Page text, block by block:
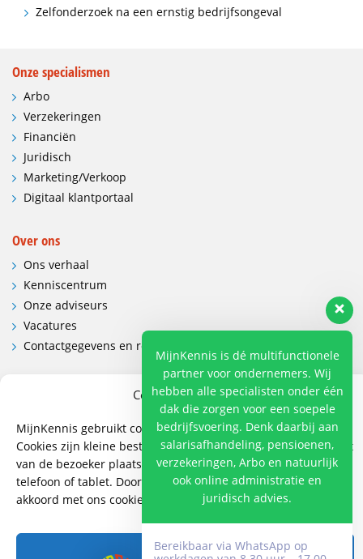
Cookies en privacy
MijnKennis gebruikt cookies om de website te verbeteren.
Cookies zijn kleine bestanden die de website op een apparaat
van de bezoeker plaatst. Bijvoorbeeld op een computer,
telefoon of tablet. Door op cookies toestaan te klikken, gaat u
akkoord met ons cookiebeleid.
Accepteren
Zelfonderzoek na een ernstig bedrijfsongeval
Onze specialismen
Arbo
Verzekeringen
Financiën
Juridisch
Marketing/Verkoop
Digitaal klantportaal
Over ons
Ons verhaal
Kenniscentrum
Onze adviseurs
Vacatures
Contactgegevens en route
Doetinchem, Lent
085 - 485 4111
info@mijnkennis.nl
MijnKennis is dé multifunctionele
partner voor ondernemers. Wij
hebben alle specialisten onder één
dak die zorgen voor een soepele
bedrijfsvoering. Denk daarbij aan
salarisafhandeling, pensioenen,
verzekeringen, Arbo en natuurlijk
ook online administratie en
juridisch advies.
Bereikbaar via WhatsApp op